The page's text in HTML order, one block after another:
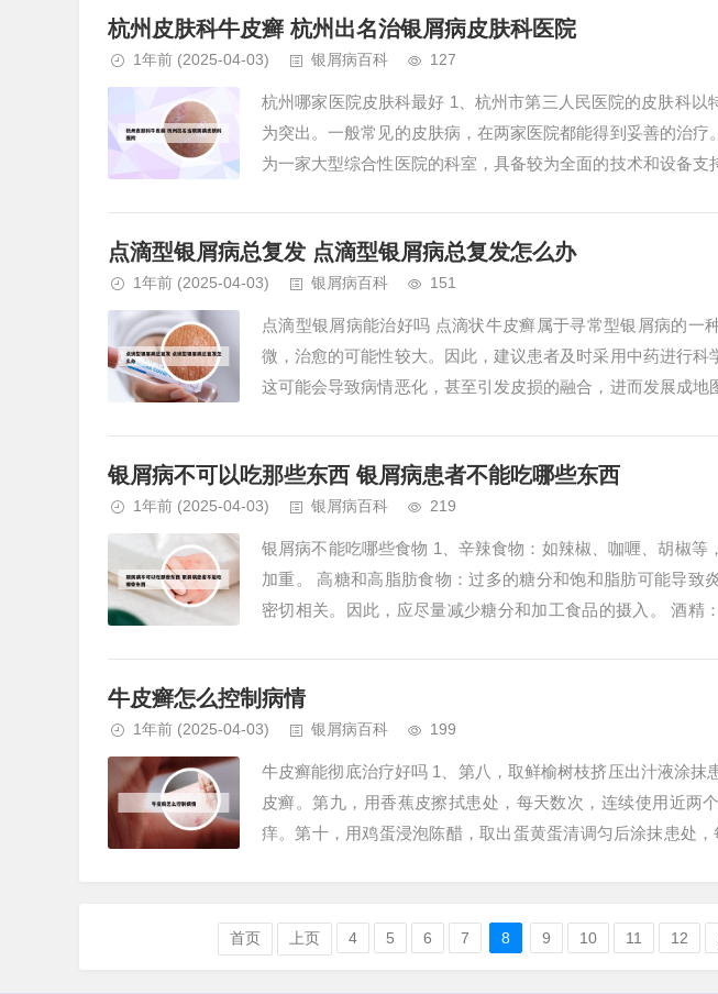
杭州皮肤科牛皮癣 杭州出名治银屑病皮肤科医院
1年前 (2025-04-03) 银屑病百科 127
杭州哪家医院皮肤科最好 1、杭州市第三人民医院的皮肤科以
为突出。一般常见的皮肤病，在两家医院都能得到妥善的治
为一家大型综合性医院的科室，具备较为全面的技术和设备支
点滴型银屑病总复发 点滴型银屑病总复发怎么办
1年前 (2025-04-03) 银屑病百科 151
点滴型银屑病能治好吗 点滴状牛皮癣属于寻常型银屑病的一
微，治愈的可能性较大。因此，建议患者及时采用中药进行科
这可能会导致病情恶化，甚至引发皮损的融合，进而发展成地
银屑病不可以吃那些东西 银屑病患者不能吃哪些东西
1年前 (2025-04-03) 银屑病百科 219
银屑病不能吃哪些食物 1、辛辣食物：如辣椒、咖喱、胡椒等
加重。 高糖和高脂肪食物：过多的糖分和饱和脂肪可能导致
密切相关。因此，应尽量减少糖分和加工食品的摄入。 酒精
牛皮癣怎么控制病情
1年前 (2025-04-03) 银屑病百科 199
牛皮癣能彻底治疗好吗 1、第八，取鲜榆树枝挤压出汁液涂抹
皮癣。第九，用香蕉皮擦拭患处，每天数次，连续使用近两
痒。第十，用鸡蛋浸泡陈醋，取出蛋黄蛋清调匀后涂抹患处，
首页 上页 4 5 6 7 8 9 10 11 12